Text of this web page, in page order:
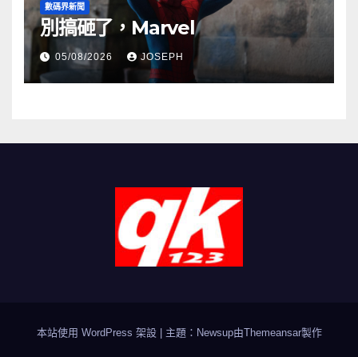
數碼界新聞
別搞砸了，Marvel
05/08/2026 JOSEPH
本站使用 WordPress 架設 主題：Newsup由Themeansar製作